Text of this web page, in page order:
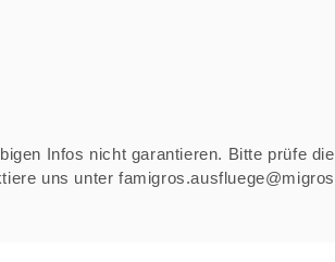
Infos nicht garantieren. Bitte prüfe
uns unter